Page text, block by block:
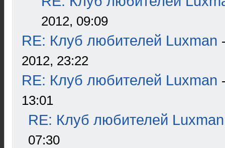
2012, 09:09
RE: Клуб любителей Luxman
2012, 23:22
RE: Клуб любителей Luxman
13:01
RE: Клуб любителей Luxman
07:30